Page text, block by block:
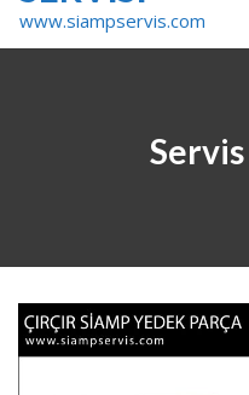
www.siampservis.com